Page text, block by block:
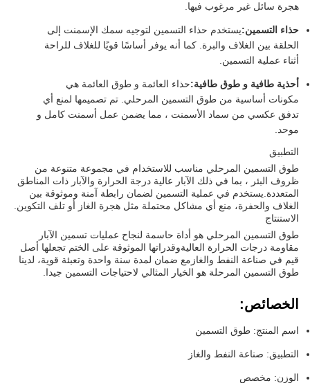
هجرة سائل غير مرغوب فيها.
حذاء التسمين:يستخدم حذاء التسمين لتوجيه سمك الإسمنت إلى
الحلقة بين الغلاف والبرة. كما أنه يوفر أساسًا قويًا للغلاف للراحة
أثناء عملية التسمين.
أحذية طافية و طوق طافية:حذاء العائمة و طوق العائمة هي
مكونات أساسية من طوق التسمين المرحلي. تم تصميمها لمنع أي
تدفق عكسي من سماد الأسمنت ، مما يضمن عمل أسمنت كامل و
موحد.
التطبيق
طوق التسمين المرحلي مناسب للاستخدام في مجموعة متنوعة من
ظروف البئر ، بما في ذلك الآبار عالية درجة الحرارة والآبار ذات المناطق
المتعددة.يستخدم في عملية التسمين لضمان رابطة آمنة وموثوقة بين
الغلاف والحفرة، منع أي مشاكل محتملة مثل هجرة الغاز أو تلف التكوين.
الاستنتاج
طوق التسمين المرحلي هو أداة حاسمة لنجاح عمليات تسمين الآبار
مقاومة درجات الحرارة العاليةوقدراتها الموثوقة على الختم تجعلها أصل
قيم في صناعة النفط والغازمع ضمان لمدة سنة واحدة وتعبئة قوية، لدينا
طوق التسمين المرحلة هو الخيار المثالي لاحتياجات التسمين جيدا.
الخصائص:
اسم المنتج: طوق التسمين
التطبيق: صناعة النفط والغاز
الوزن: مخصص